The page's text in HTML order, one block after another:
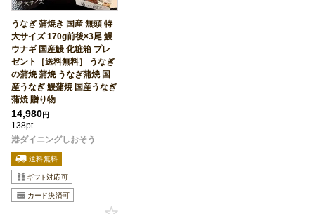
うなぎ 蒲焼き 国産 無頭 特
大サイズ 170g前後×3尾 鰻
ウナギ 国産鰻 化粧箱 プレ
ゼント［送料無料］ うなぎ
の蒲焼 蒲焼 うなぎ蒲焼 国
産うなぎ 鰻蒲焼 国産うなぎ
蒲焼 贈り物
14,980円
138pt
港ダイニングしおそう